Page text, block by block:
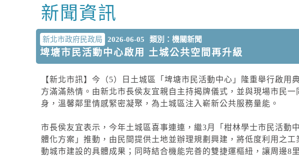
中央內容區塊
新聞資訊
新北市政府民政局 2026-06-05 類別：機關新聞
埤塘市民活動中心啟用 土城公共空間再升級
【新北市訊】今（5）日土城區「埤塘市民活動中心」隆重舉行啟
方滿滿熱情。由新北市長侯友宜親自主持揭牌儀式，並與現場市民
身，溫馨鄰里情感緊密凝聚，為土城區注入嶄新公共服務量能。
市長侯友宜表示，今年土城區喜事連連，繼3月「柑林學士市民活
體化方案」推動，由民間提供土地並辦理規劃興建，將低度利用之
動城市建設的具體成果；同時結合機能完善的雙捷運樞紐，讓周邊8